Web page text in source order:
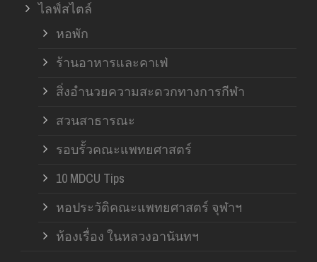
ไลฟ์สไตล์
หอพัก
ร้านอาหารและคาเฟ่
สิ่งอำนวยความสะดวกทางการกีฬา
สวนสาธารณะ
รอบรั้วคณะแพทยศาสตร์
10 MDCU Tips
หอประวัติคณะแพทยศาสตร์ จุฬาฯ
ห้องเรื่อง ในหลวงอานันทฯ